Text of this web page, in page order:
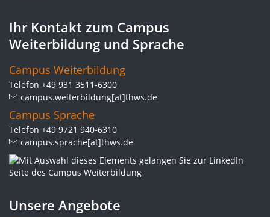
Ihr Kontakt zum Campus
Weiterbildung und Sprache
Campus Weiterbildung
Telefon +49 931 3511-6300
campus.weiterbildung[at]thws.de
Campus Sprache
Telefon +49 9721 940-6310
campus.sprache[at]thws.de
Unsere Angebote